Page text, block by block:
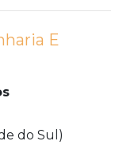
E
do Sul)